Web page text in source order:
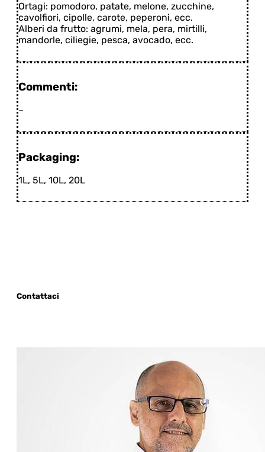
Ortagi: pomodoro, patate, melone, zucchine,
cavolfiori, cipolle, carote, peperoni, ecc.
Alberi da frutto: agrumi, mela, pera, mirtilli,
mandorle, ciliegie, pesca, avocado, ecc.
Commenti:
–
Packaging:
1L, 5L, 10L, 20L
Contattaci